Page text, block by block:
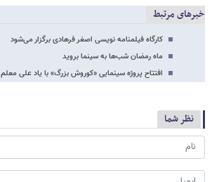
خبرهای مرتبط
کارگاه فیلمنامه نویسى اصغر فرهادى برگزار می‌شود
ماه رمضان شب‌ها به سینما بروید
افتتاح پروژه سینمایی «کوروش بزرگ» با یاد علی معلم
نظر شما